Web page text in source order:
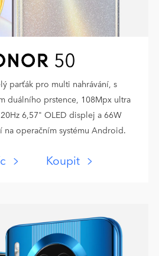
parťák pro multi nahrávání, s
duálního prstence, 108Mpx ultra
6,57" OLED displej a 66W
na operačním systému Android.
Koupit